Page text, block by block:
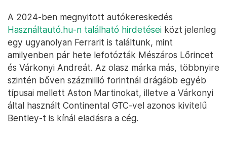
A 2024-ben megnyitott autókereskedés
Használtautó.hu-n található hirdetései közt jelenleg
egy ugyanolyan Ferrarit is találtunk, mint
amilyenben pár hete lefotózták Mészáros Lőrincet
és Várkonyi Andreát. Az olasz márka más, többnyire
szintén bőven százmillió forintnál drágább egyéb
típusai mellett Aston Martinokat, illetve a Várkonyi
által használt Continental GTC-vel azonos kivitelű
Bentley-t is kínál eladásra a cég.